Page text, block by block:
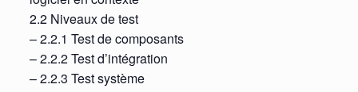
2.2 Niveaux de test
– 2.2.1 Test de composants
– 2.2.2 Test d’intégration
– 2.2.3 Test système